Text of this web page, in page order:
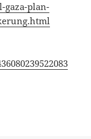
gaza-plan-